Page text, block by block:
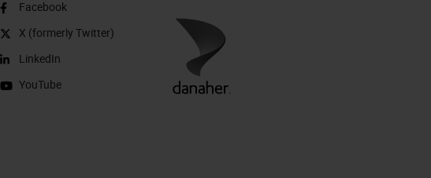
Facebook
X (formerly Twitter)
LinkedIn
YouTube